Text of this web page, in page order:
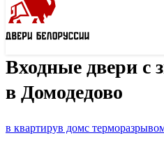
Входные двери с
в Домодедово
в квартирув домс